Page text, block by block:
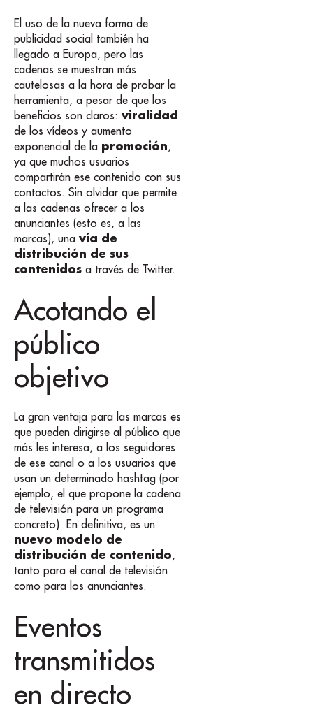
El uso de la nueva forma de
publicidad social también ha
llegado a Europa, pero las
cadenas se muestran más
cautelosas a la hora de probar la
herramienta, a pesar de que los
beneficios son claros: viralidad
de los vídeos y aumento
exponencial de la promoción,
ya que muchos usuarios
compartirán ese contenido con sus
contactos. Sin olvidar que permite
a las cadenas ofrecer a los
anunciantes (esto es, a las
marcas), una vía de
distribución de sus
contenidos a través de Twitter.
Acotando el
público
objetivo
La gran ventaja para las marcas es
que pueden dirigirse al público que
más les interesa, a los seguidores
de ese canal o a los usuarios que
usan un determinado hashtag (por
ejemplo, el que propone la cadena
de televisión para un programa
concreto). En definitiva, es un
nuevo modelo de
distribución de contenido,
tanto para el canal de televisión
como para los anunciantes.
Eventos
transmitidos
en directo